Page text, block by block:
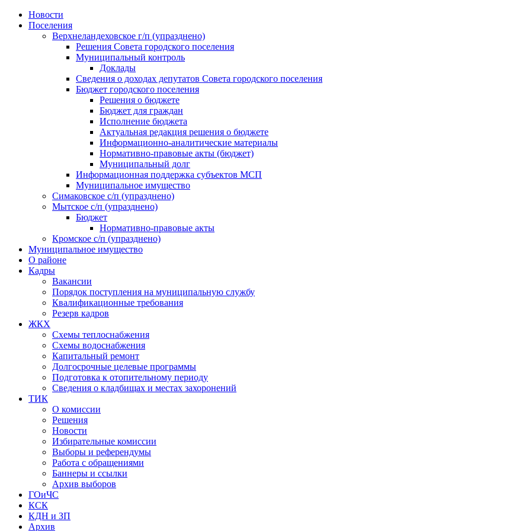
Skip
Новости
Поселения
Верхнеландеховское г/п (упразднено)
Решения Совета городского поселения
Муниципальный контроль
Доклады
Сведения о доходах депутатов Совета городского поселения
Бюджет городского поселения
Решения о бюджете
Бюджет для граждан
Исполнение бюджета
Актуальная редакция решения о бюджете
Информационно-аналитические материалы
Нормативно-правовые акты (бюджет)
Муниципальный долг
Информационная поддержка субъектов МСП
Муниципальное имущество
Симаковское с/п (упразднено)
Мытское с/п (упразднено)
Бюджет
Нормативно-правовые акты
Кромское с/п (упразднено)
Муниципальное имущество
О районе
Кадры
Вакансии
Порядок поступления на муниципальную службу
Квалификационные требования
Резерв кадров
ЖКХ
Схемы теплоснабжения
Схемы водоснабжения
Капитальный ремонт
Долгосрочные целевые программы
Подготовка к отопительному периоду
Сведения о кладбищах и местах захоронений
ТИК
О комиссии
Решения
Новости
Избирательные комиссии
Выборы и референдумы
Работа с обращениями
Баннеры и ссылки
Архив выборов
ГОиЧС
КСК
КДН и ЗП
Архив